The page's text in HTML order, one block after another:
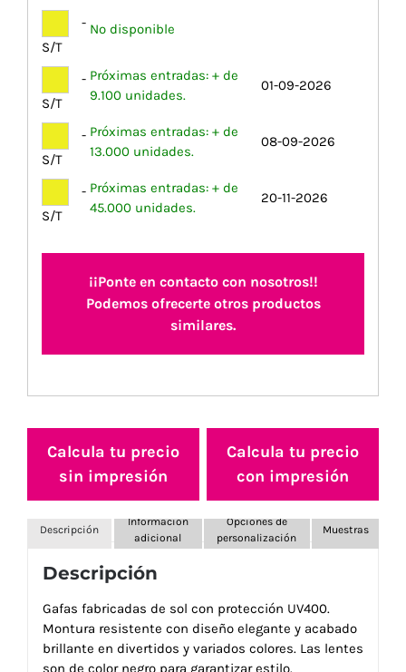
-
S/T
No disponible
-
S/T
Próximas entradas: + de
9.100 unidades.
01-09-2026
-
S/T
Próximas entradas: + de
13.000 unidades.
08-09-2026
-
S/T
Próximas entradas: + de
45.000 unidades.
20-11-2026
¡¡Ponte en contacto con nosotros!!
Podemos ofrecerte otros productos
similares.
Calcula tu precio
sin impresión
Calcula tu precio
con impresión
Descripción
Información
adicional
Opciones de
personalización
Muestras
Descripción
Gafas fabricadas de sol con protección UV400.
Montura resistente con diseño elegante y acabado
brillante en divertidos y variados colores. Las lentes
son de color negro para garantizar estilo.